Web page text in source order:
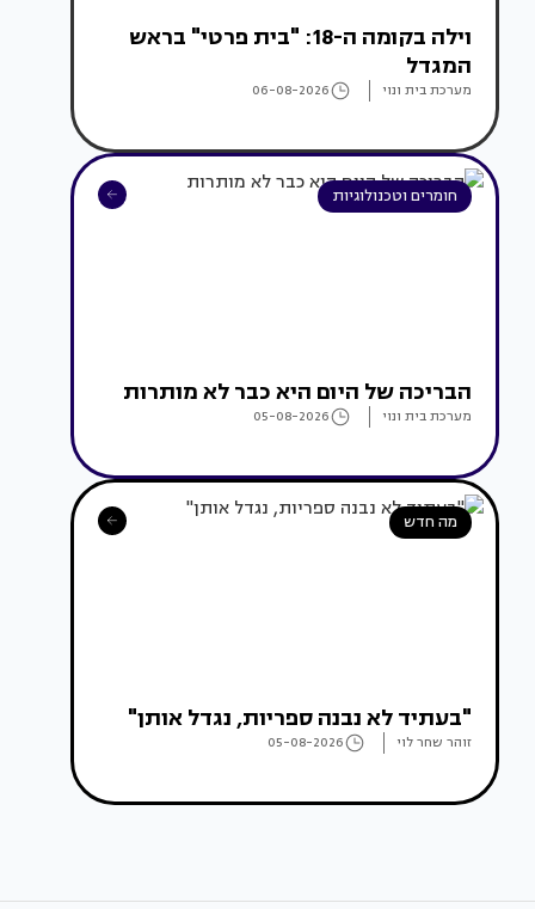
וילה בקומה ה-18: "בית פרטי" בראש
המגדל
מערכת בית ונוי 06-08-2026
חומרים וטכנולוגיות
הבריכה של היום היא כבר לא מותרות
מערכת בית ונוי 05-08-2026
מה חדש
"בעתיד לא נבנה ספריות, נגדל אותן"
זוהר שחר לוי 05-08-2026